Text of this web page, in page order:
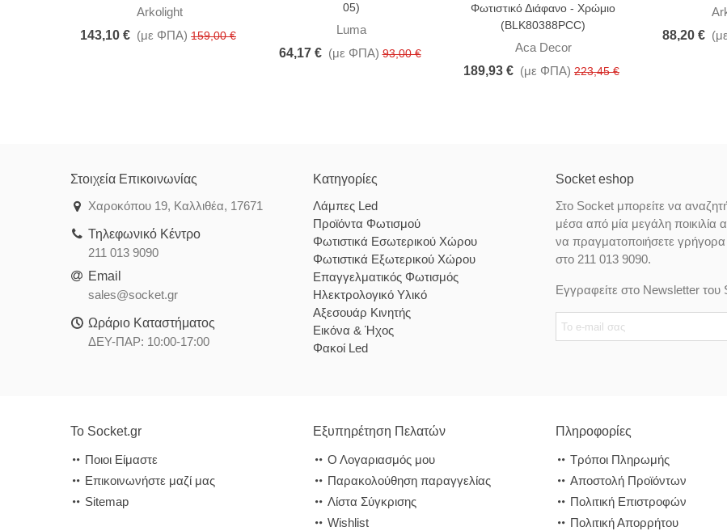
Arkolight
143,10 € (με ΦΠΑ) 159,00 €
05)
Luma
64,17 € (με ΦΠΑ) 93,00 €
Φωτιστικό Διάφανο - Χρώμιο
(BLK80388PCC)
Aca Decor
189,93 € (με ΦΠΑ) 223,45 €
88,20 €
Στοιχεία Επικοινωνίας
Χαροκόπου 19, Καλλιθέα, 17671
Τηλεφωνικό Κέντρο
211 013 9090
Email
sales@socket.gr
Ωράριο Καταστήματος
ΔΕΥ-ΠΑΡ: 10:00-17:00
Κατηγορίες
Λάμπες Led
Προϊόντα Φωτισμού
Φωτιστικά Εσωτερικού Χώρου
Φωτιστικά Εξωτερικού Χώρου
Επαγγελματικός Φωτισμός
Ηλεκτρολογικό Υλικό
Αξεσουάρ Κινητής
Εικόνα & Ήχος
Φακοί Led
Socket eshop
Στο Socket μπορείτε να
μέσα από μία μεγάλη ποικιλία
να πραγματοποιήσετε γρήγορα
στο 211 013 9090.
Εγγραφείτε στο Newsletter του
Το Socket.gr
Ποιοι Είμαστε
Επικοινωνήστε μαζί μας
Sitemap
Εξυπηρέτηση Πελατών
Ο Λογαριασμός μου
Παρακολούθηση παραγγελίας
Λίστα Σύγκρισης
Wishlist
Πληροφορίες
Τρόποι Πληρωμής
Αποστολή Προϊόντων
Πολιτική Επιστροφών
Πολιτική Απορρήτου